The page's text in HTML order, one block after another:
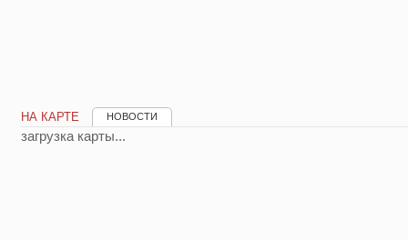
НА КАРТЕ НОВОСТИ
загрузка карты...